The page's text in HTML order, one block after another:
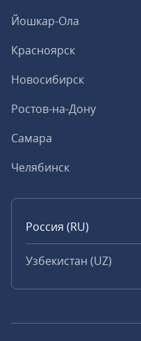
Йошкар-Ола
Красноярск
Новосибирск
Ростов-на-Дону
Самара
Челябинск
Россия (RU)
Узбекистан (UZ)